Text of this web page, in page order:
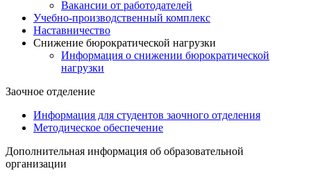
Вакансии от работодателей
Учебно-производственный комплекс
Наставничество
Снижение бюрократической нагрузки
Информация о снижении бюрократической
нагрузки
Заочное отделение
Информация для студентов заочного отделения
Методическое обеспечение
Дополнительная информация об образовательной
организации